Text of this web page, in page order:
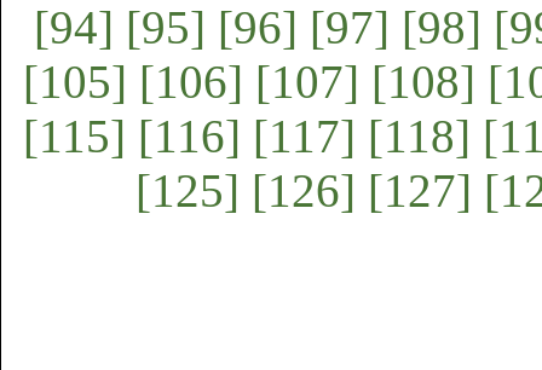
[94] [95] [96] [97] [98]
[105] [106] [107] [108]
[115] [116] [117] [118]
[125] [126] [127]